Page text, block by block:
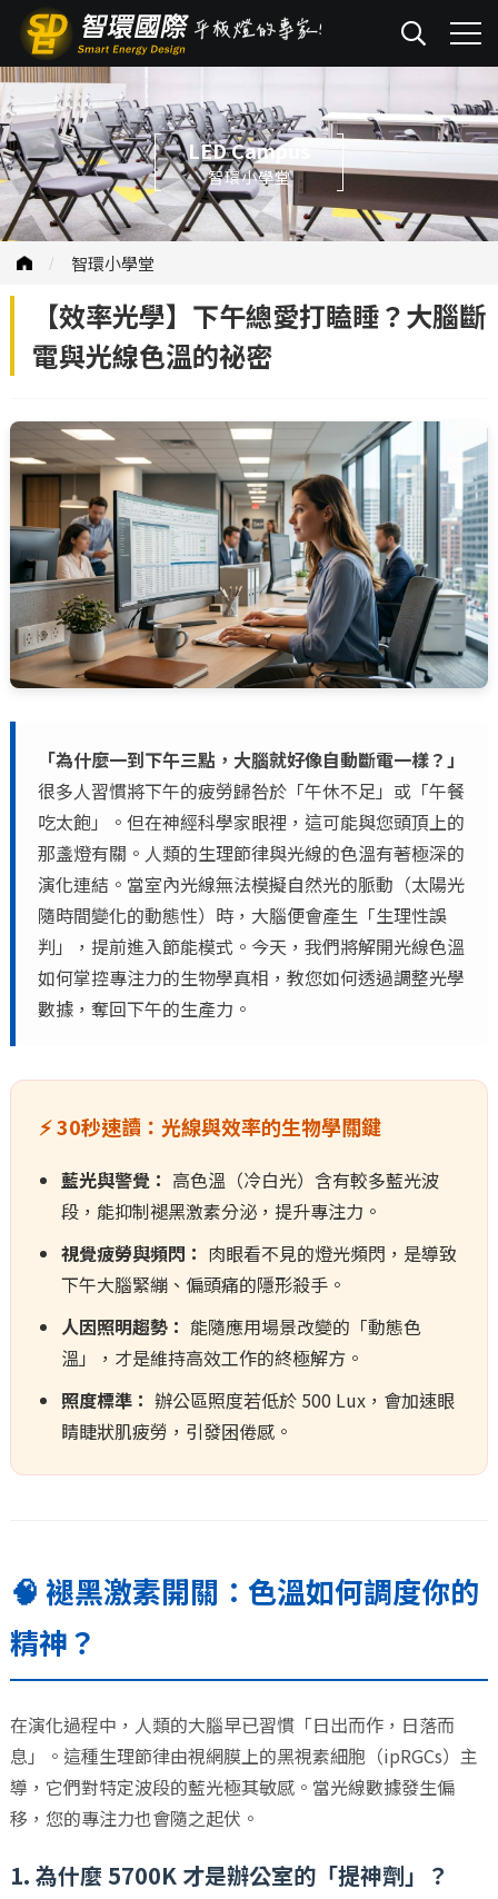
LED Campus
智環小學堂
智環小學堂
【效率光學】下午總愛打瞌睡？大腦斷
電與光線色溫的祕密
「為什麼一到下午三點，大腦就好像自動斷電一樣？」
很多人習慣將下午的疲勞歸咎於「午休不足」或「午餐
吃太飽」。但在神經科學家眼裡，這可能與您頭頂上的
那盞燈有關。人類的生理節律與光線的色溫有著極深的
演化連結。當室內光線無法模擬自然光的脈動（太陽光
隨時間變化的動態性）時，大腦便會產生「生理性誤
判」，提前進入節能模式。今天，我們將解開光線色溫
如何掌控專注力的生物學真相，教您如何透過調整光學
數據，奪回下午的生產力。
⚡ 30秒速讀：光線與效率的生物學關鍵
藍光與警覺： 高色溫（冷白光）含有較多藍光波
段，能抑制褪黑激素分泌，提升專注力。
視覺疲勞與頻閃： 肉眼看不見的燈光頻閃，是導致
下午大腦緊繃、偏頭痛的隱形殺手。
人因照明趨勢： 能隨應用場景改變的「動態色
溫」，才是維持高效工作的終極解方。
照度標準： 辦公區照度若低於 500 Lux，會加速眼
睛睫狀肌疲勞，引發困倦感。
🧠 褪黑激素開關：色溫如何調度你的
精神？
在演化過程中，人類的大腦早已習慣「日出而作，日落而
息」。這種生理節律由視網膜上的黑視素細胞（ipRGCs）主
導，它們對特定波段的藍光極其敏感。當光線數據發生偏
移，您的專注力也會隨之起伏。
1. 為什麼 5700K 才是辦公室的「提神劑」？